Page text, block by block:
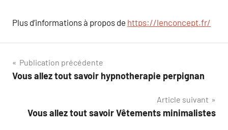
Plus d’informations à propos de https://lenconcept.fr/
Navigation
de
Publication précédente
Vous allez tout savoir hypnotherapie perpignan
Article suivant
Vous allez tout savoir Vêtements minimalistes